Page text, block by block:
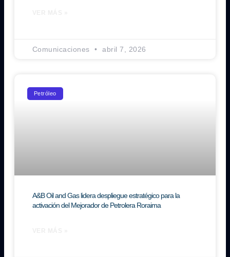
Comunicaciones abril 7, 2026
Petróleo
A&B Oil and Gas lidera despliegue estratégico para la
activación del Mejorador de Petrolera Roraima